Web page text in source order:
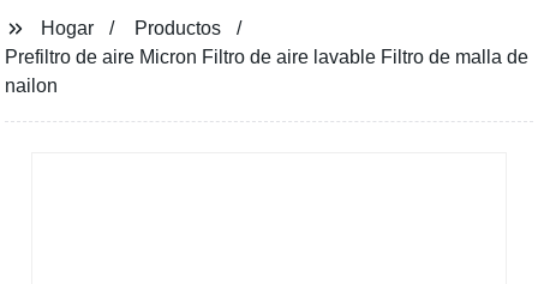
Hogar
Productos
Prefiltro de aire Micron Filtro de aire lavable Filtro de malla de
nailon